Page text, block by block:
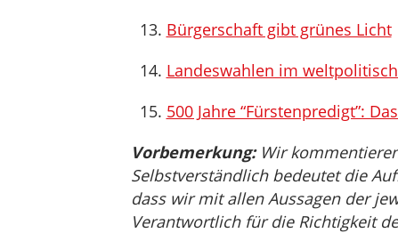
Bürgerschaft gibt grünes Licht
Landeswahlen im
500 Jahre “Fürstenpredigt”:
Vorbemerkung:Wir
Selbstverständlich bedeutet die
dass wir mit allen Aussagen der
Verantwortlich für die Richtigkeit